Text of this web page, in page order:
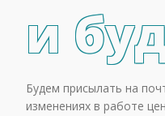
и
Будем присылать на
изменениях в работе